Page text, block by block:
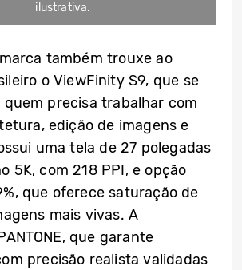
ilustrativa.
também trouxe ao
o ViewFinity S9, que se
precisa trabalhar com
edição de imagens e
uma tela de 27 polegadas
5K, com 218 PPI, e opção
que oferece saturação de
mais vivas. A
que garante
precisão realista validadas